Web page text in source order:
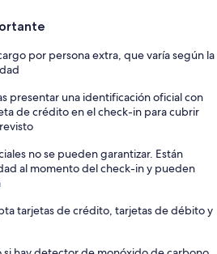
por persona extra, que varía según la
presentar una identificación oficial con
de crédito en el check-in para cubrir
no se pueden garantizar. Están
al momento del check-in y pueden
tarjetas de crédito, tarjetas de débito y